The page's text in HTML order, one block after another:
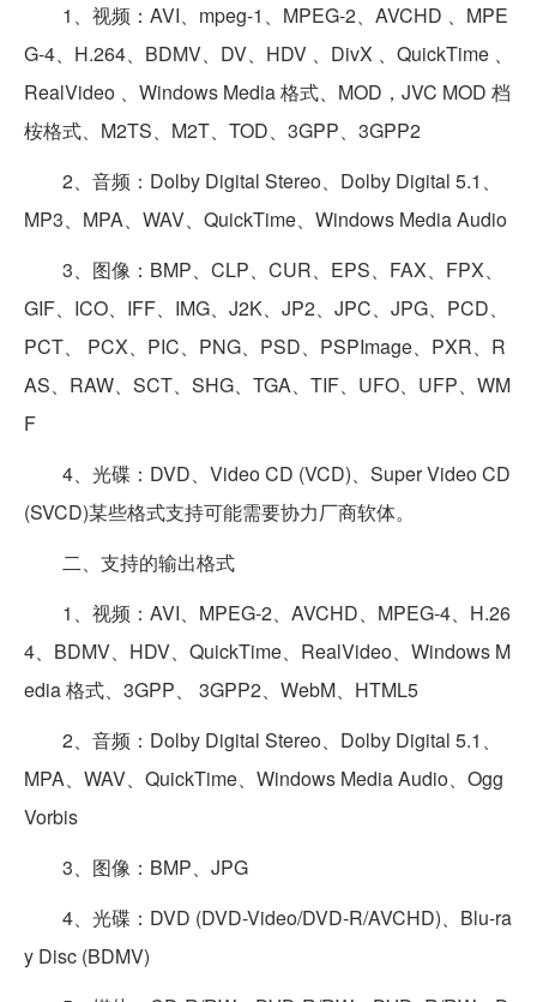
1、视频：AVI、mpeg-1、MPEG-2、AVCHD 、MPE
G-4、H.264、BDMV、DV、HDV 、DivX 、QuickTime 、
RealVideo 、Windows Media 格式、MOD，JVC MOD 档
桉格式、M2TS、M2T、TOD、3GPP、3GPP2
2、音频：Dolby Digital Stereo、Dolby Digital 5.1、
MP3、MPA、WAV、QuickTime、Windows Media Audio
3、图像：BMP、CLP、CUR、EPS、FAX、FPX、
GIF、ICO、IFF、IMG、J2K、JP2、JPC、JPG、PCD、
PCT、 PCX、PIC、PNG、PSD、PSPImage、PXR、R
AS、RAW、SCT、SHG、TGA、TIF、UFO、UFP、WM
F
4、光碟：DVD、Video CD (VCD)、Super Video CD
(SVCD)某些格式支持可能需要协力厂商软体。
二、支持的输出格式
1、视频：AVI、MPEG-2、AVCHD、MPEG-4、H.26
4、BDMV、HDV、QuickTime、RealVideo、Windows M
edia 格式、3GPP、 3GPP2、WebM、HTML5
2、音频：Dolby Digital Stereo、Dolby Digital 5.1、
MPA、WAV、QuickTime、Windows Media Audio、Ogg
Vorbis
3、图像：BMP、JPG
4、光碟：DVD (DVD-Video/DVD-R/AVCHD)、Blu-ra
y Disc (BDMV)